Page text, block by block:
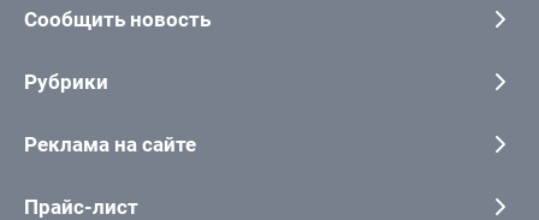
Сообщить новость
Рубрики
Реклама на сайте
Прайс-лист